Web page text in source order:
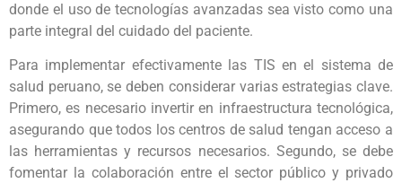
donde el uso de tecnologías avanzadas sea visto como una
parte integral del cuidado del paciente.
Para implementar efectivamente las TIS en el sistema de
salud peruano, se deben considerar varias estrategias clave.
Primero, es necesario invertir en infraestructura tecnológica,
asegurando que todos los centros de salud tengan acceso a
las herramientas y recursos necesarios. Segundo, se debe
fomentar la colaboración entre el sector público y privado